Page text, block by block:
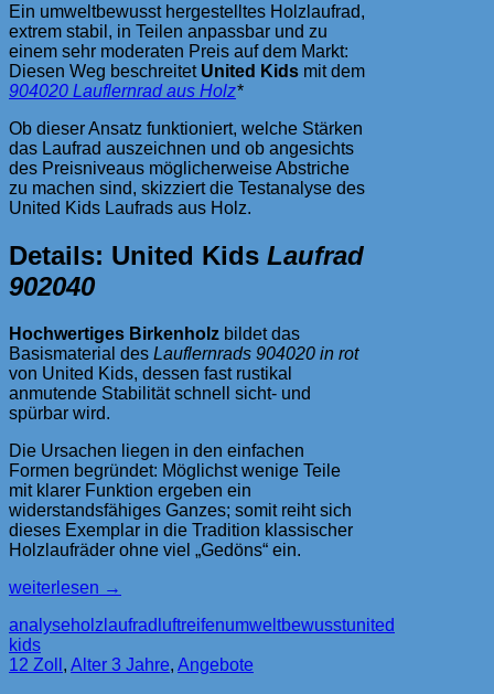
Ein umweltbewusst hergestelltes Holzlaufrad,
extrem stabil, in Teilen anpassbar und zu
einem sehr moderaten Preis auf dem Markt:
Diesen Weg beschreitet United Kids mit dem
904020 Lauflernrad aus Holz*
Ob dieser Ansatz funktioniert, welche Stärken
das Laufrad auszeichnen und ob angesichts
des Preisniveaus möglicherweise Abstriche
zu machen sind, skizziert die Testanalyse des
United Kids Laufrads aus Holz.
Details: United Kids Laufrad
902040
Hochwertiges Birkenholz bildet das
Basismaterial des Lauflernrads 904020 in rot
von United Kids, dessen fast rustikal
anmutende Stabilität schnell sicht- und
spürbar wird.
Die Ursachen liegen in den einfachen
Formen begründet: Möglichst wenige Teile
mit klarer Funktion ergeben ein
widerstandsfähiges Ganzes; somit reiht sich
dieses Exemplar in die Tradition klassischer
Holzlaufräder ohne viel „Gedöns“ ein.
United
Lauflernrad
aus
Birkenholz
weiterlesen →
analyseholzlaufrad luftreifenumweltbewusstunited
kids
12 Zoll , Alter 3 Jahre, Angebote